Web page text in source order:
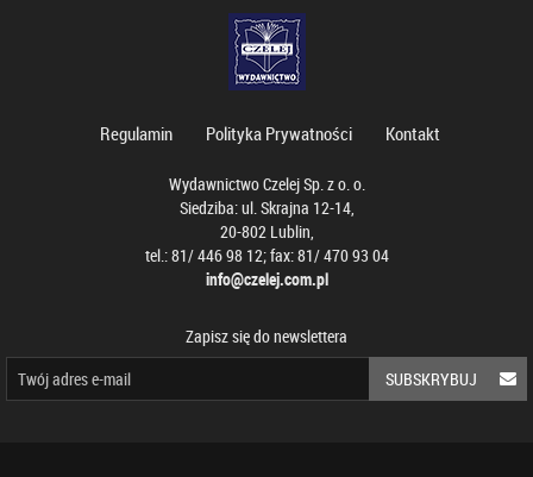
Regulamin Polityka Prywatności Kontakt
Wydawnictwo Czelej Sp. z o. o.
Siedziba: ul. Skrajna 12-14,
20-802 Lublin,
tel.: 81/ 446 98 12; fax: 81/ 470 93 04
info@czelej.com.pl
Zapisz się do newslettera
SUBSKRYBUJ